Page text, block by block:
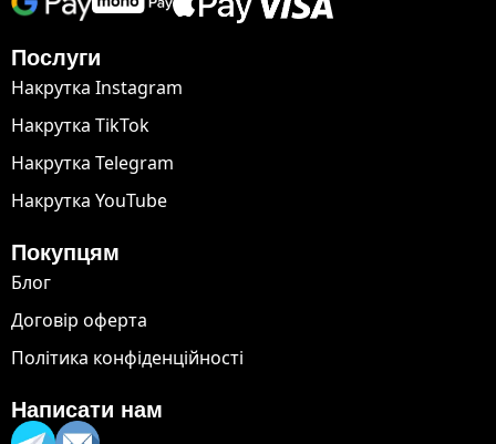
Послуги
Накрутка Instagram
Накрутка TikTok
Накрутка Telegram
Накрутка YouTube
Покупцям
Блог
Договір оферта
Політика конфіденційності
Написати нам